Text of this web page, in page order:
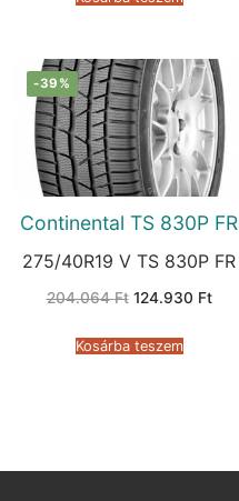
-39%
Continental TS 830P FR
275/40R19 V TS 830P FR
204.064Ft Original
204.064 Ft.
124.930 Ft
Kosárba teszem